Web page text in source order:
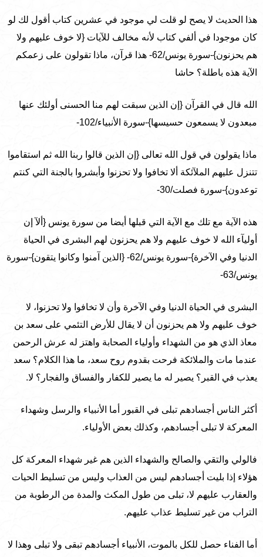
هذا الحديث لا يصح لو قلت لي موجود في عشرين كتاب أقول لك لو
كان موجودا في ألفي كتاب لأنه مخالف للآيات {لا خوف عليهم ولا
هم يحزنون}-سورة يونس/62- هذا قرآن، ماذا تقولون على زعمكم
الآية هذه باطلة؟ حاشا
الله قال في القرآن {إن الذين سبقت لهم منا الحسنى أولئك عنها
مبعدون لا يسمعون حسيسها}-سورة الأنبياء/102-
ماذا يقولون في قول الله تعالى {إن الذين قالوا ربنا الله ثم استقاموا
تتنزل عليهم الملآئكة ألا تخافوا ولا تحزنوا وأبشروا بالجنة التي كنتم
توعدون}-سورة فصلت/30-
هذه الآية مع تلك مع الآية التي قبلها أيضا من سورة يونس {ألآ إن
أوليآء الله لا خوف عليهم ولا هم يحزنون لهم البشرى في الحياة
الدنيا وفي الآخرة}-سورة يونس/62- {الذين آمنوا وكانوا يتقون}-سورة
يونس/63-
البشرى في الحياة الدنيا وفي الآخرة وأن لا تخافوا ولا تحزنوا، لا
خوف عليهم ولا هم يحزنون أن لا يقال للأرض التئمي على سعد بن
معاذ الذي هو من الشهداء وأولياء الصحابة واهتز له عرش الرحمن
عندما مات والملائكة فرحت بقدوم روح سعد، ما هذا الكلام؟ سعد
يعذب في القبر؟ يصير له ما يصير للكفار والفساق والفجار؟ لا.
أكثر الناس أجسادهم تبلى في القبور أما الأنبياء والرسل وشهداء
المعركة لا تبلى أجسادهم، وكذلك بعض الأولياء.
فالولي والتقي والصالح والشهداء الذين هم غير شهداء المعركة كل
هؤلاء إذا بليت أجسادهم ليس من العذاب وليس من تسليط الحيات
والعقارب عليهم لا، تبلى من طول المكث والمدة من الرطوبة من
التراب من غير تسليط عذاب عليهم.
أما الفناء حصل للكل بالموت، الأنبياء أجسادهم تبقى ولا تبلى وهذا لا